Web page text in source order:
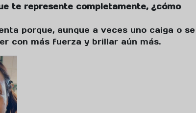
te represente completamente, ¿cómo
porque, aunque a veces uno caiga o se
con más fuerza y brillar aún más.